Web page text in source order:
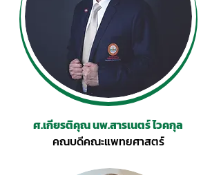
ศ.เกียรติคุณนพ.สารเนตร์ ไวคกุล
คณบดีคณะแพทยศาสตร์